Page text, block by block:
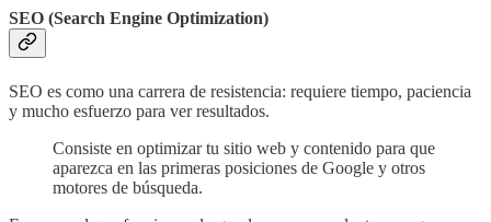
SEO (Search Engine Optimization)
SEO es como una carrera de resistencia: requiere tiempo, paciencia
y mucho esfuerzo para ver resultados.
Consiste en optimizar tu sitio web y contenido para que
aparezca en las primeras posiciones de Google y otros
motores de búsqueda.